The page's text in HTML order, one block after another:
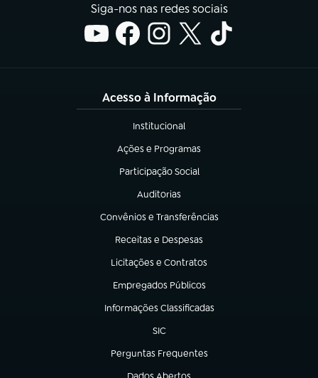
Siga-nos nas redes sociais
Acesso à Informação
Institucional
(abre em nova aba)
Ações e Programas
(abre em nova aba)
Participação Social
(abre em nova aba)
Auditorias
(abre em nova aba)
Convênios e Transferências
(abre em nova aba)
Receitas e Despesas
(abre em nova aba)
Licitações e Contratos
(abre em nova aba)
Empregados Públicos
(abre em nova aba)
Informações Classificadas
(abre em nova aba)
SIC
(abre em nova aba)
Perguntas Frequentes
(abre em nova aba)